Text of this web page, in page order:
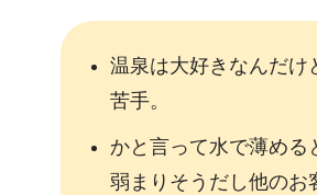
温泉は大好きなんだけ
苦手。
かと言って水で薄める
弱まりそうだし他のお